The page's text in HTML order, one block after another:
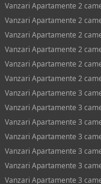
Vanzari Apartamente 2
Vanzari Apartamente 2
Vanzari Apartamente 2
Vanzari Apartamente 2
Vanzari Apartamente 2
Vanzari Apartamente 2
Vanzari Apartamente 3
Vanzari Apartamente 3
Vanzari Apartamente 3
Vanzari Apartamente 3
Vanzari Apartamente 3
Vanzari Apartamente 3
Vanzari Apartamente 3